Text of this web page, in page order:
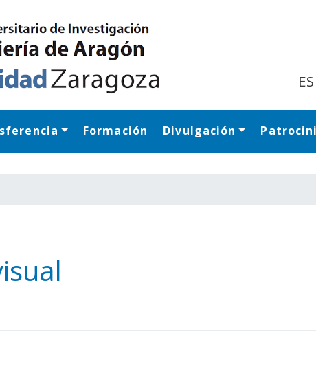
ES
Navegación
Formación Divulgación